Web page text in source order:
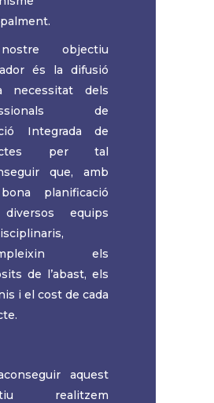
objectiu
és la difusió
necessitat dels
de
Integrada de
per tal
que, amb
planificació
equips
els
de l’abast, els
i el cost de cada
aquest
realitzem